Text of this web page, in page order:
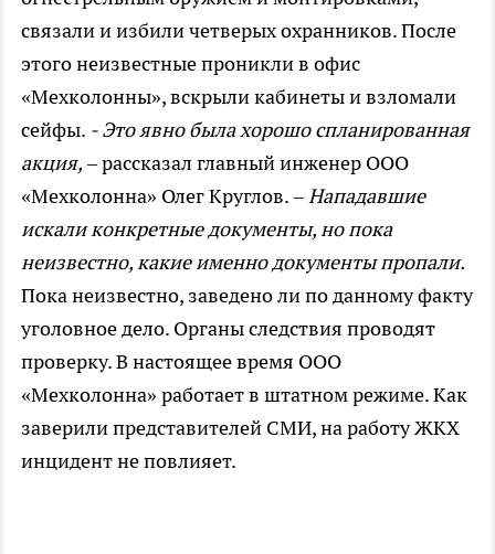
связали и избили четверых охранников. После
этого неизвестные проникли в офис
«Мехколонны», вскрыли кабинеты и взломали
сейфы. - Это явно была хорошо спланированная
акция,– рассказал главный инженер ООО
«Мехколонна» Олег Круглов.– Нападавшие
искали конкретные документы, но пока
неизвестно, какие именно документы пропали.
Пока неизвестно, заведено ли по данному факту
уголовное дело. Органы следствия проводят
проверку. В настоящее время ООО
«Мехколонна» работает в штатном режиме. Как
заверили представителей СМИ, на работу ЖКХ
инцидент не повлияет.